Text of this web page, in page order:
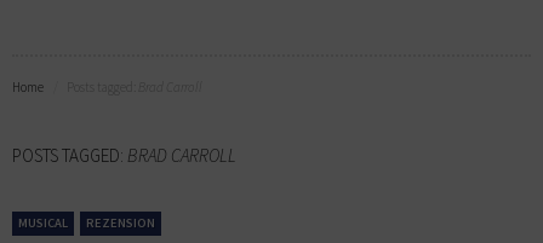
Home
POSTS TAGGED: BRAD CARROLL
MUSICAL REZENSION